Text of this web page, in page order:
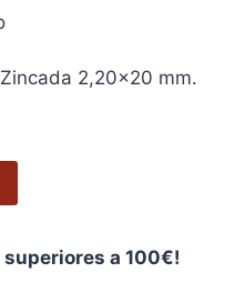
2,20×20 mm.
a 100€!